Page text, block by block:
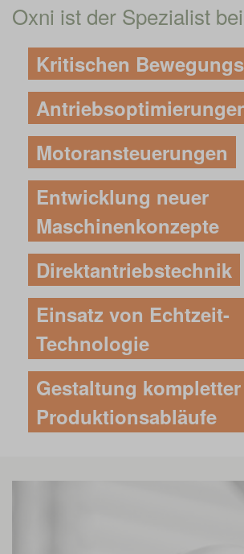
Oxni ist der Spezialist bei
Kritischen
Motoransteuerungen
Entwicklung neuer
Maschinenkonzepte
Direktantriebstechnik
Einsatz von Echtzeit-
Technologie
Gestaltung kompletter
Produktionsabläufe